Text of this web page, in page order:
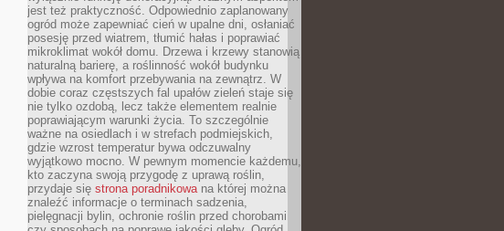
jest też praktyczność. Odpowiednio zaplanowany
ogród może zapewniać cień w upalne dni, osłaniać
posesję przed wiatrem, tłumić hałas i poprawiać
mikroklimat wokół domu. Drzewa i krzewy stanowią
naturalną barierę, a roślinność wokół budynku
wpływa na komfort przebywania na zewnątrz. W
dobie coraz częstszych fal upałów zieleń staje się
nie tylko ozdobą, lecz także elementem realnie
poprawiającym warunki życia. To szczególnie
ważne na osiedlach i w strefach podmiejskich,
gdzie wzrost temperatur bywa odczuwalny
wyjątkowo mocno. W pewnym momencie każdemu,
kto zaczyna swoją przygodę z uprawą roślin,
przydaje się strona poradnikowana której można
znaleźć informacje o terminach sadzenia,
pielęgnacji bylin, ochronie roślin przed chorobami